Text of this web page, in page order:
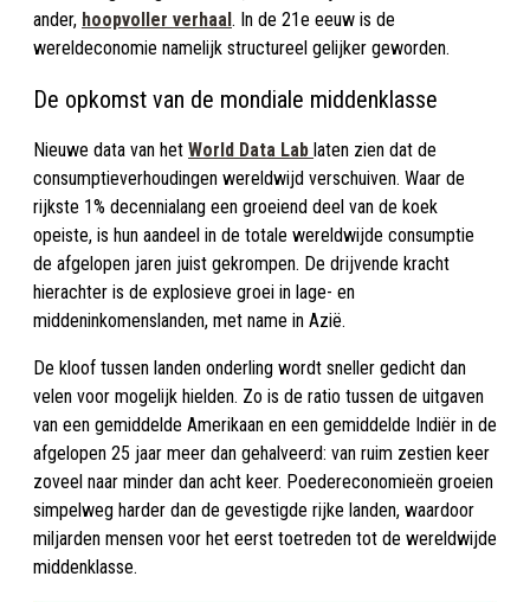
ander, hoopvoller verhaal. In de 21e eeuw is de
wereldeconomie namelijk structureel gelijker geworden.
De opkomst van de mondiale middenklasse
Nieuwe data van het World Data Lab laten zien dat de
consumptieverhoudingen wereldwijd verschuiven. Waar de
rijkste 1% decennialang een groeiend deel van de koek
opeiste, is hun aandeel in de totale wereldwijde consumptie
de afgelopen jaren juist gekrompen. De drijvende kracht
hierachter is de explosieve groei in lage- en
middeninkomenslanden, met name in Azië.
De kloof tussen landen onderling wordt sneller gedicht dan
velen voor mogelijk hielden. Zo is de ratio tussen de uitgaven
van een gemiddelde Amerikaan en een gemiddelde Indiër in de
afgelopen 25 jaar meer dan gehalveerd: van ruim zestien keer
zoveel naar minder dan acht keer. Poedereconomieën groeien
simpelweg harder dan de gevestigde rijke landen, waardoor
miljarden mensen voor het eerst toetreden tot de wereldwijde
middenklasse.